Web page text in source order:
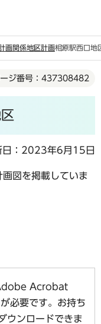
画関係地区計画相原駅西口地
ジ番号：437308482
日：2023年6月15日
図を掲載していま
Acrobat
必要です。お持ち
ウンロードできま